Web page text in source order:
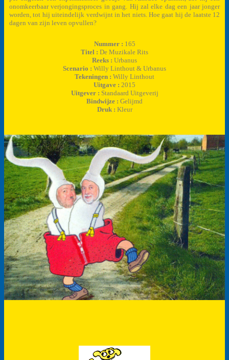
onomkeerbaar verjongingsproces in gang. Hij zal elke dag een jaar jonger
worden, tot hij uiteindelijk verdwijnt in het niets. Hoe gaat hij de laatste 12
dagen van zijn leven opvullen?
Nummer : 165
Titel : De Muzikale Rits
Reeks : Urbanus
Scenario : Willy Linthout & Urbanus
Tekeningen : Willy Linthout
Uitgave : 2015
Uitgever : Standaard Uitgeverij
Bindwijze : Gelijmd
Druk : Kleur